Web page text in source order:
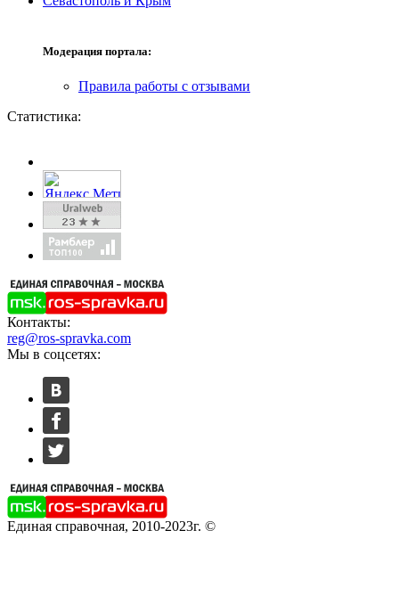
Модерация портала:
Правила работы с отзывами
Статистика:
Контакты:
reg@ros-spravka.com
Мы в соцсетях:
Единая справочная, 2010-2023г. ©